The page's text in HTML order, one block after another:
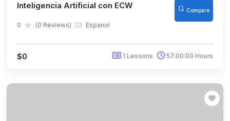
Inteligencia Artificial con ECW Compare
0 (0 Reviews) Espanol
$0 1 Lessons 57:00:00 Hours